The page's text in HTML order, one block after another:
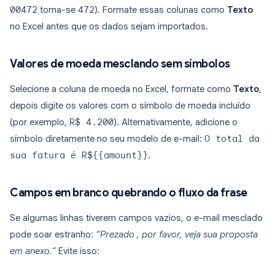
00472 torna-se 472). Formate essas colunas como Texto
no Excel antes que os dados sejam importados.
Valores de moeda mesclando sem símbolos
Selecione a coluna de moeda no Excel, formate como Texto,
depois digite os valores com o símbolo de moeda incluído
(por exemplo, R$ 4.200). Alternativamente, adicione o
símbolo diretamente no seu modelo de e-mail: O total da
sua fatura é R${{amount}}.
Campos em branco quebrando o fluxo da frase
Se algumas linhas tiverem campos vazios, o e-mail mesclado
pode soar estranho: “Prezado , por favor, veja sua proposta
em anexo.”Evite isso: